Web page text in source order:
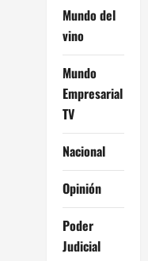
Mundo del
vino
Mundo
Empresarial
TV
Nacional
Opinión
Poder
Judicial